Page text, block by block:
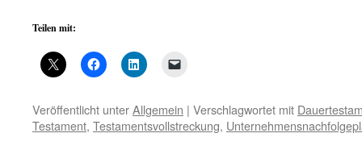
Teilen mit:
Veröffentlicht unterAllgemein | Verschlagwortet mit
Testament, Testamentsvollstreckung,